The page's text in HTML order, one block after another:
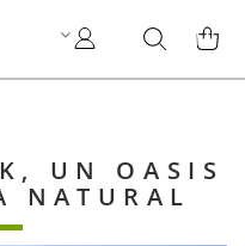
Search
Mi
cuenta
MI
UN OASIS
NATURAL